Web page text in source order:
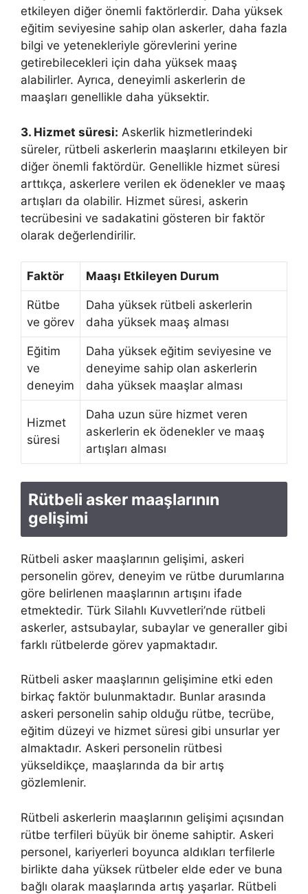
etkileyen diğer önemli faktörlerdir. Daha yüksek
eğitim seviyesine sahip olan askerler, daha fazla
bilgi ve yetenekleriyle görevlerini yerine
getirebilecekleri için daha yüksek maaş
alabilirler. Ayrıca, deneyimli askerlerin de
maaşları genellikle daha yüksektir.
3. Hizmet süresi: Askerlik hizmetlerindeki
süreler, rütbeli askerlerin maaşlarını etkileyen bir
diğer önemli faktördür. Genellikle hizmet süresi
arttıkça, askerlere verilen ek ödenekler ve maaş
artışları da olabilir. Hizmet süresi, askerin
tecrübesini ve sadakatini gösteren bir faktör
olarak değerlendirilir.
Faktör Maaşı Etkileyen Durum
Rütbe
ve görev
Daha yüksek rütbeli askerlerin
daha yüksek maaş alması
Eğitim
ve
deneyim
Daha yüksek eğitim seviyesine ve
deneyime sahip olan askerlerin
daha yüksek maaşlar alması
Hizmet
süresi
Daha uzun süre hizmet veren
askerlerin ek ödenekler ve maaş
artışları alması
Rütbeli asker maaşlarının
gelişimi
Rütbeli asker maaşlarının gelişimi, askeri
personelin görev, deneyim ve rütbe durumlarına
göre belirlenen maaşlarının artışını ifade
etmektedir. Türk Silahlı Kuvvetleri’nde rütbeli
askerler, astsubaylar, subaylar ve generaller gibi
farklı rütbelerde görev yapmaktadır.
Rütbeli asker maaşlarının gelişimine etki eden
birkaç faktör bulunmaktadır. Bunlar arasında
askeri personelin sahip olduğu rütbe, tecrübe,
eğitim düzeyi ve hizmet süresi gibi unsurlar yer
almaktadır. Askeri personelin rütbesi
yükseldikçe, maaşlarında da bir artış
gözlemlenir.
Rütbeli askerlerin maaşlarının gelişimi açısından
rütbe terfileri büyük bir öneme sahiptir. Askeri
personel, kariyerleri boyunca aldıkları terfilerle
birlikte daha yüksek rütbeler elde eder ve buna
bağlı olarak maaşlarında artış yaşarlar. Rütbeli